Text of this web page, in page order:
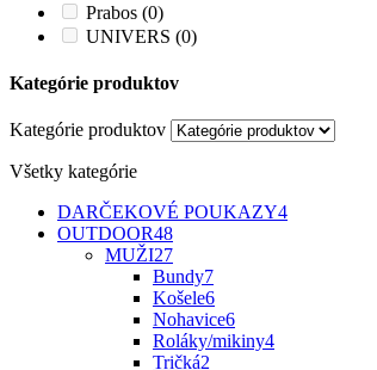
Prabos (0)
UNIVERS (0)
Kategórie produktov
Kategórie produktov
Všetky kategórie
DARČEKOVÉ POUKAZY4
OUTDOOR48
MUŽI27
Bundy7
Košele6
Nohavice6
Roláky/mikiny4
Tričká2